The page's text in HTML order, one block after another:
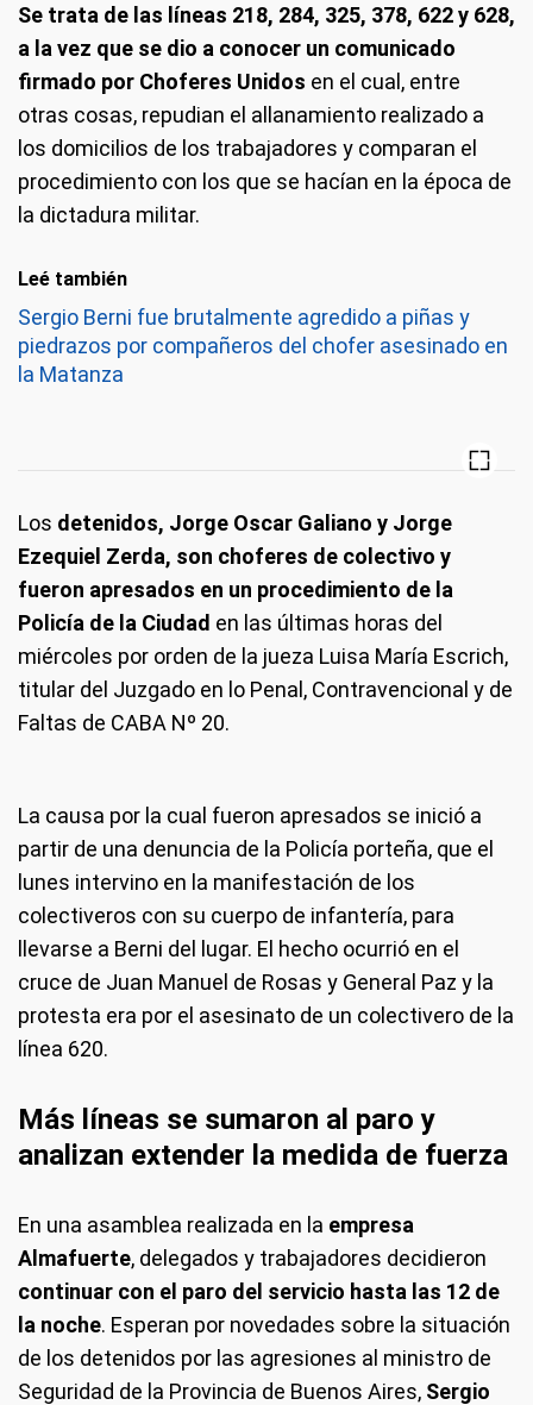
Se trata de las líneas 218, 284, 325, 378, 622 y 628,
a la vez que se dio a conocer un comunicado
firmado por Choferes Unidos en el cual, entre
otras cosas, repudian el allanamiento realizado a
los domicilios de los trabajadores y comparan el
procedimiento con los que se hacían en la época de
la dictadura militar.
Leé también
Sergio Berni fue brutalmente agredido a piñas y
piedrazos por compañeros del chofer asesinado en
la Matanza
Los detenidos, Jorge Oscar Galiano y Jorge
Ezequiel Zerda, son choferes de colectivo y
fueron apresados en un procedimiento de la
Policía de la Ciudad en las últimas horas del
miércoles por orden de la jueza Luisa María Escrich,
titular del Juzgado en lo Penal, Contravencional y de
Faltas de CABA Nº 20.
La causa por la cual fueron apresados se inició a
partir de una denuncia de la Policía porteña, que el
lunes intervino en la manifestación de los
colectiveros con su cuerpo de infantería, para
llevarse a Berni del lugar. El hecho ocurrió en el
cruce de Juan Manuel de Rosas y General Paz y la
protesta era por el asesinato de un colectivero de la
línea 620.
Más líneas se sumaron al paro y
analizan extender la medida de fuerza
En una asamblea realizada en la empresa
Almafuerte, delegados y trabajadores decidieron
continuar con el paro del servicio hasta las 12 de
la noche. Esperan por novedades sobre la situación
de los detenidos por las agresiones al ministro de
Seguridad de la Provincia de Buenos Aires, Sergio